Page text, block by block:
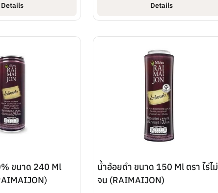
Details Details
ขนาด 240 Ml
น้ำอ้อยดำ ขนาด 150 Ml ตรา ไร่ไม่
จน (RAIMAIJON)